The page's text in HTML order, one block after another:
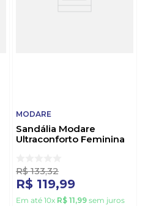
MODARE
Sandália Modare
Ultraconforto Feminina
R$ 133,32
R$ 119,99
Em até 10x R$ 11,99 sem juros